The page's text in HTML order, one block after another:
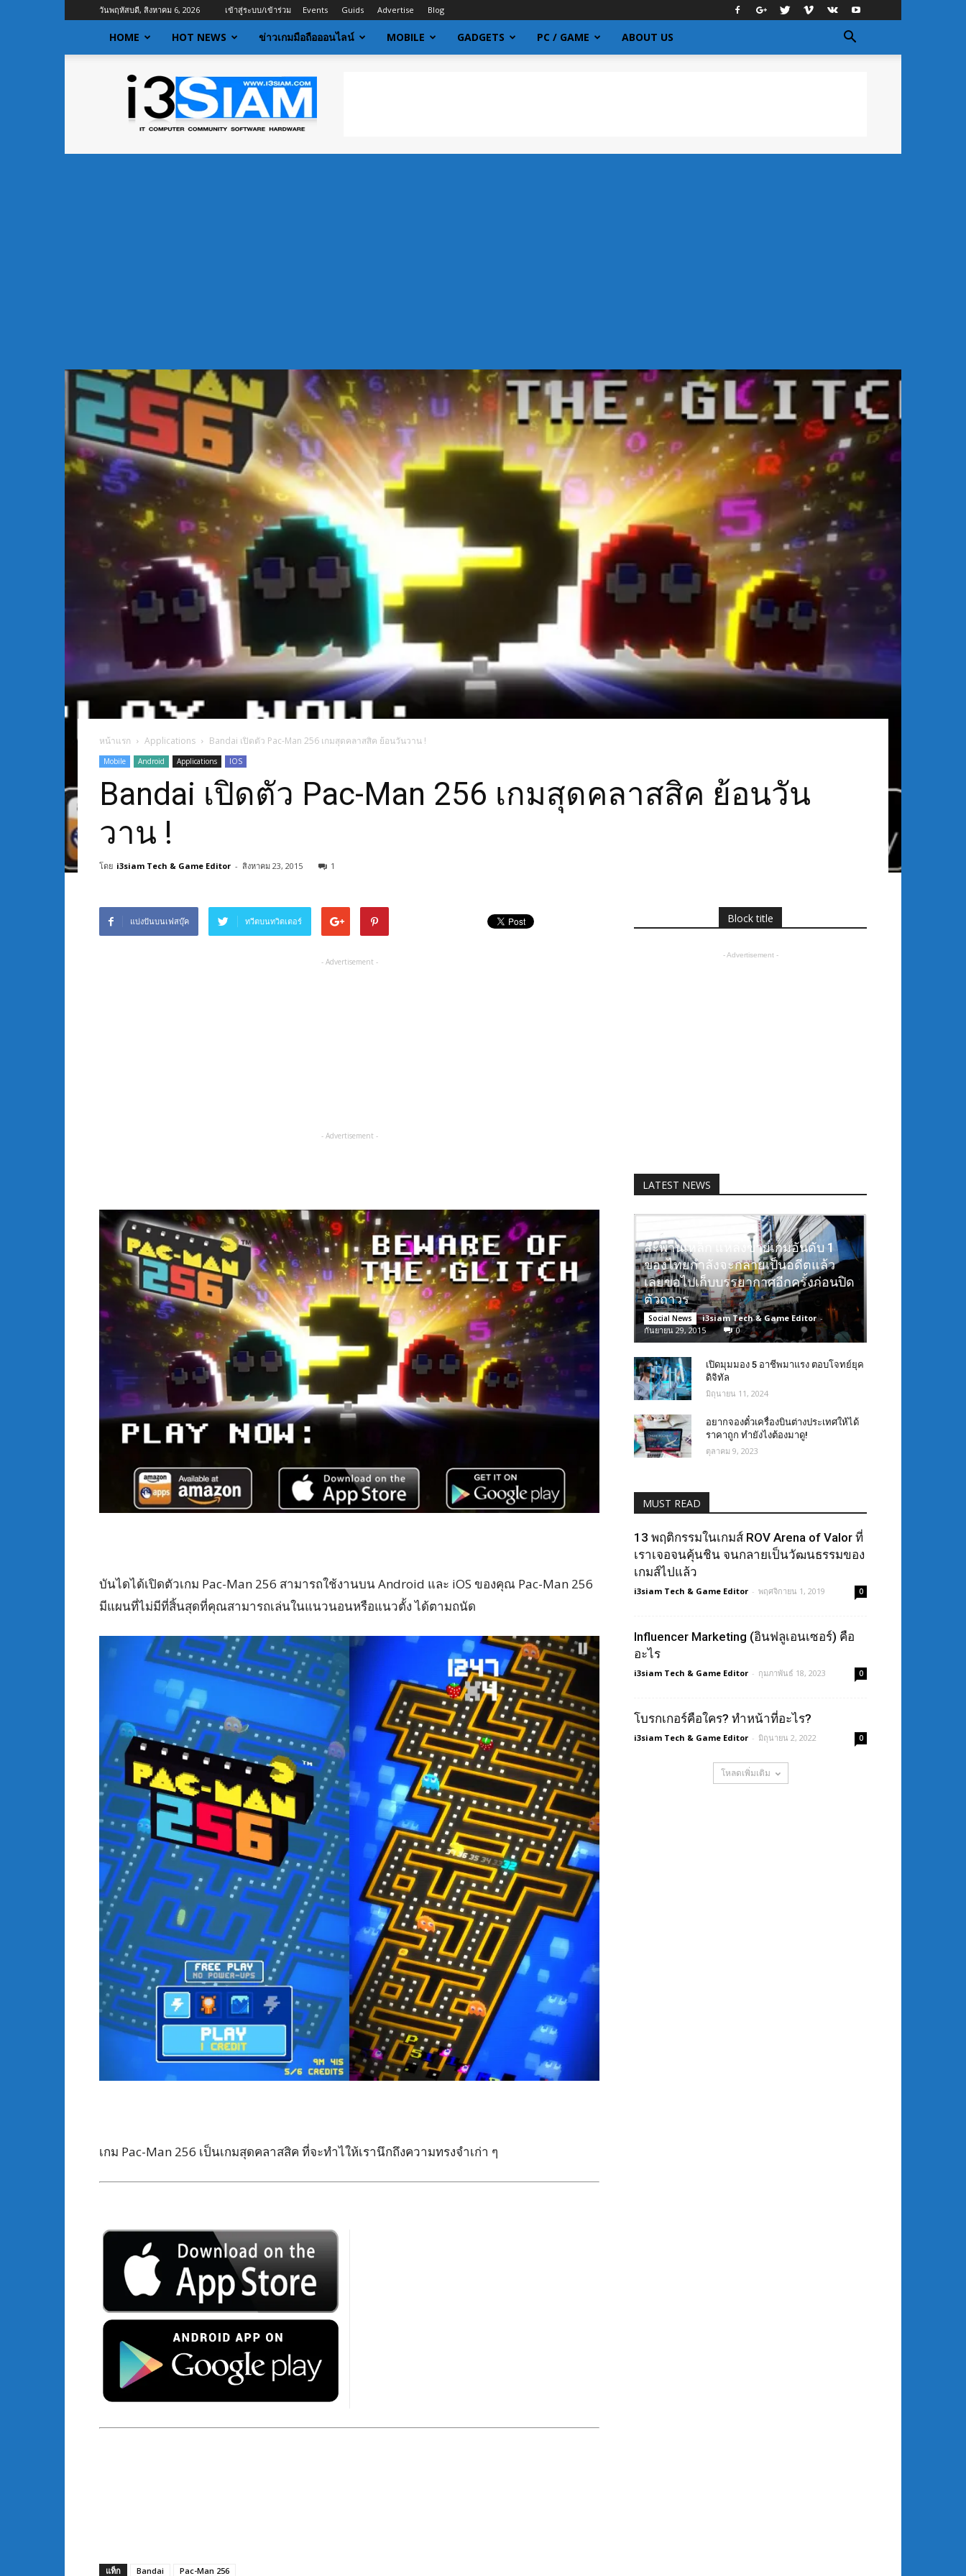
วันพฤหัสบดี, สิงหาคม 6, 2026 เข้าสู่ระบบ/เข้าร่วม Events Guids Advertise Blog
HOME HOT NEWS ข่าวเกมมือถือออนไลน์ MOBILE GADGETS PC / GAME ABOUT US
I3siam
ข่าว
ไอที
ข้อมูล
หน้าแรก Applications Bandai เปิดตัว Pac-Man 256 เกมสุดคลาสสิค ย้อนวันวาน !
Mobile Android Applications IOS
Bandai เปิดตัว Pac-Man 256 เกมสุดคลาสสิค ย้อนวัน
วาน !
โดย i3siam Tech & Game Editor - สิงหาคม 23, 2015 1
แบ่งปันบนเฟสบุ๊ค ทวีตบนทวิตเตอร์
- Advertisement -
- Advertisement -
บันไดได้เปิดตัวเกม Pac-Man 256 สามารถใช้งานบน Android และ iOS ของคุณ Pac-Man 256
มีแผนที่ไม่มีที่สิ้นสุดที่คุณสามารถเล่นในแนวนอนหรือแนวตั้ง ได้ตามถนัด
เกม Pac-Man 256 เป็นเกมสุดคลาสสิค ที่จะทำไให้เรานึกถึงความทรงจำเก่า ๆ
แท็ก Bandai Pac-Man 256
Block title
- Advertisement -
LATEST NEWS
สะพานเหล็ก แหล่งขายเกมอันดับ 1
ของไทยกำลังจะกลายเป็นอดีตแล้ว
เลยขอไปเก็บบรรยากาศอีกครั้งก่อนปิด
ตัวถาวร
Social News i3siam Tech & Game Editor -
กันยายน 29, 2015
0
เปิดมุมมอง 5 อาชีพมาแรง ตอบโจทย์ยุค
ดิจิทัล
มิถุนายน 11, 2024
อยากจองตั๋วเครื่องบินต่างประเทศให้ได้
ราคาถูก ทำยังไงต้องมาดู!
ตุลาคม 9, 2023
MUST READ
13 พฤติกรรมในเกมส์ ROV Arena of Valor ที่
เราเจอจนคุ้นชิน จนกลายเป็นวัฒนธรรมของ
เกมส์ไปแล้ว
i3siam Tech & Game Editor - พฤศจิกายน 1, 2019 0
Influencer Marketing (อินฟลูเอนเซอร์) คือ
อะไร
i3siam Tech & Game Editor - กุมภาพันธ์ 18, 2023 0
โบรกเกอร์คือใคร? ทำหน้าที่อะไร?
i3siam Tech & Game Editor - มิถุนายน 2, 2022 0
โหลดเพิ่มเติม